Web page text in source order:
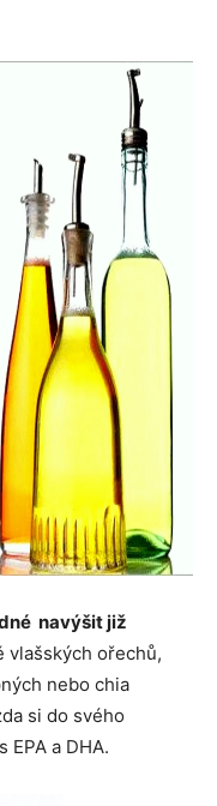
navýšit již
vlašských ořechů,
nebo chia
si do svého
a DHA.